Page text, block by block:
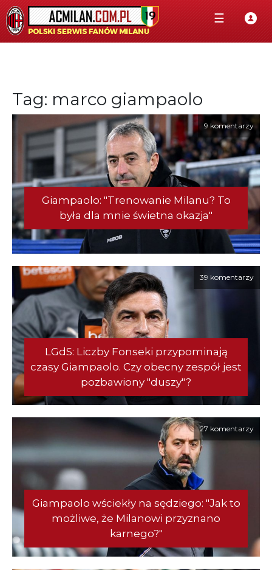
☰
Tag: marco giampaolo
9 komentarzy
Giampaolo: "Trenowanie Milanu? To
była dla mnie świetna okazja"
39 komentarzy
LGdS: Liczby Fonseki przypominają
czasy Giampaolo. Czy obecny zespół jest
pozbawiony "duszy"?
27 komentarzy
Giampaolo wściekły na sędziego: "Jak to
możliwe, że Milanowi przyznano
karnego?"